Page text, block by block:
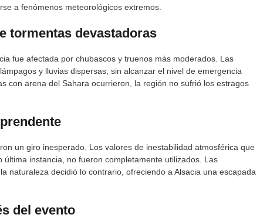
a fenómenos meteorológicos extremos.
tormentas devastadoras
fue afectada por chubascos y truenos más moderados. Las
y lluvias dispersas, sin alcanzar el nivel de emergencia
con arena del Sahara ocurrieron, la región no sufrió los estragos
un giro inesperado. Los valores de inestabilidad atmosférica que
instancia, no fueron completamente utilizados. Las
naturaleza decidió lo contrario, ofreciendo a Alsacia una escapada
del evento